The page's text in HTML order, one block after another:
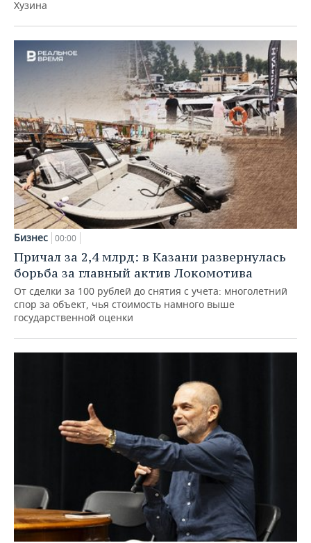
Хузина
Бизнес 00:00
Причал за 2,4 млрд: в Казани развернулась
борьба за главный актив Локомотива
От сделки за 100 рублей до снятия с учета: многолетний
спор за объект, чья стоимость намного выше
государственной оценки